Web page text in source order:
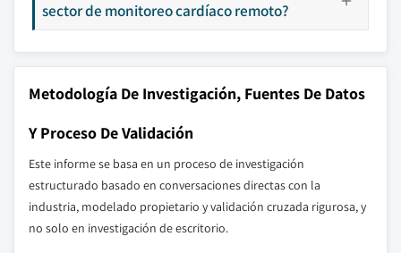
sector de monitoreo cardíaco remoto?
Metodología De Investigación, Fuentes De Datos
Y Proceso De Validación
Este informe se basa en un proceso de investigación
estructurado basado en conversaciones directas con la
industria, modelado propietario y validación cruzada rigurosa, y
no solo en investigación de escritorio.